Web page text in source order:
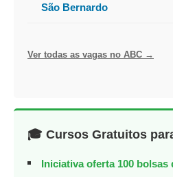
São Bernardo
Ver todas as vagas no ABC →
🎓 Cursos Gratuitos
Iniciativa oferta 100 bolsas